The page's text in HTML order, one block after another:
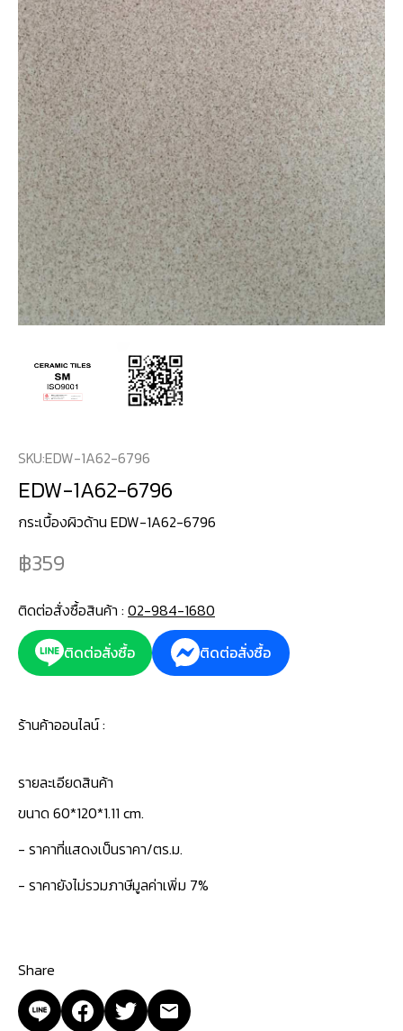
SKU:EDW-1A62-6796
EDW-1A62-6796
กระเบื้องผิวด้าน EDW-1A62-6796
359
ติดต่อสั่งซื้อสินค้า : 02-984-1680
ติดต่อสั่งซื้อ
ติดต่อสั่งซื้อ
ร้านค้าออนไลน์ :
รายละเอียดสินค้า
ขนาด 60*120*1.11 cm.
- ราคาที่แสดงเป็นราคา/ตร.ม.
- ราคายังไม่รวมภาษีมูลค่าเพิ่ม 7%
Share